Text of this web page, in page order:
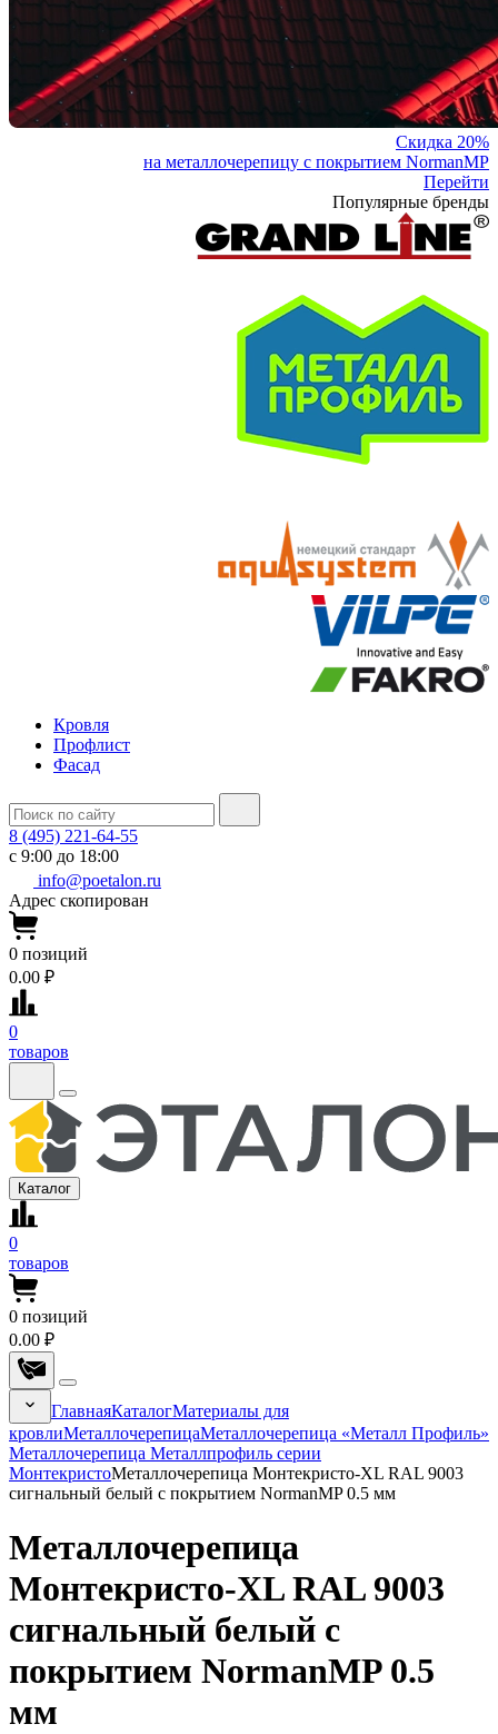
Скидка 20%
на металлочерепицу с покрытием NormanMP
Перейти
Популярные бренды
Кровля
Профлист
Фасад
8 (495) 221-64-55
с 9:00 до 18:00
info@poetalon.ru
Адрес скопирован
0 позиций
0.00 ₽
0
товаров
Каталог
0
товаров
0 позиций
0.00 ₽
ГлавнаяКаталогМатериалы для
кровлиМеталлочерепицаМеталлочерепица «Металл Профиль»
Металлочерепица Металлпрофиль серии
МонтекристоМеталлочерепица Монтекристо-XL RAL 9003
сигнальный белый с покрытием NormanMP 0.5 мм
Металлочерепица
Монтекристо-XL RAL 9003
сигнальный белый с
покрытием NormanMP 0.5
мм